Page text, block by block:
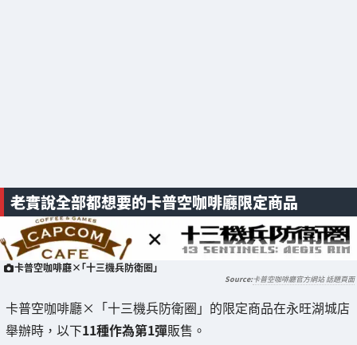
老實說全部都想要的卡普空咖啡廳限定商品
卡普空咖啡廳×「十三機兵防衛圈」
卡普空咖啡廳官方網站 話題頁面
卡普空咖啡廳×「十三機兵防衛圈」的限定商品在永旺湖城店
舉辦時，以下11種作為第1彈販售。